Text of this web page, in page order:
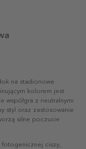
na stadionowe
kolorem jest
współgra z neutralnymi
styl oraz zastosowanie
silne poczucie
fotogenicznej ciszy,